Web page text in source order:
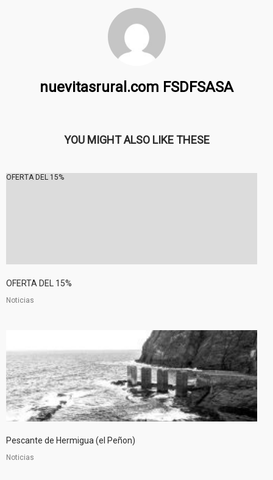
nuevitasrural.com FSDFSASA
YOU MIGHT ALSO LIKE THESE
OFERTA DEL 15%
OFERTA DEL 15%
Noticias
Pescante de Hermigua (el Peñon)
Noticias